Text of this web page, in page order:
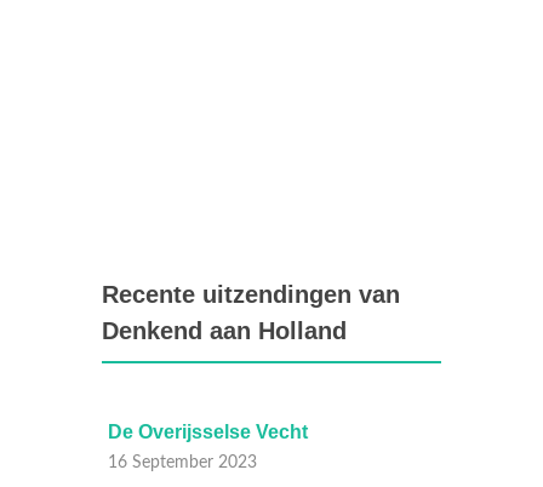
Recente uitzendingen van
Denkend aan Holland
De Overijsselse Vecht
16 September 2023